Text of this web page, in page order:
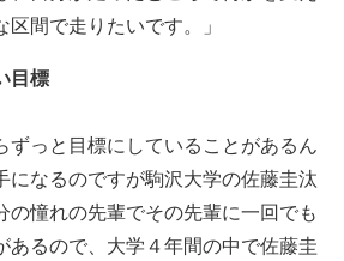
間で走りたいです。」
目標
ずっと目標にしていることがあるん
になるのですが駒沢大学の佐藤圭汰
の憧れの先輩でその先輩に一回でも
あるので、大学４年間の中で佐藤圭